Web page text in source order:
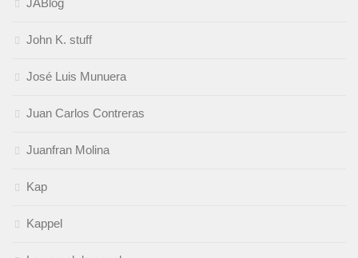
JABlog
John K. stuff
José Luis Munuera
Juan Carlos Contreras
Juanfran Molina
Kap
Kappel